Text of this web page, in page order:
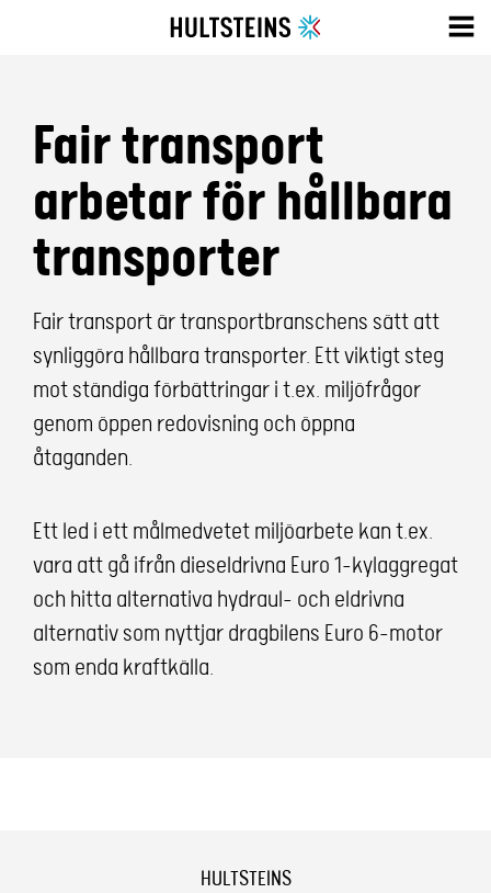
Fair transport
arbetar för hållbara
transporter
Fair transport är transportbranschens sätt att
synliggöra hållbara transporter. Ett viktigt steg
mot ständiga förbättringar i t.ex. miljöfrågor
genom öppen redovisning och öppna
åtaganden.
Ett led i ett målmedvetet miljöarbete kan t.ex.
vara att gå ifrån dieseldrivna Euro 1-kylaggregat
och hitta alternativa hydraul- och eldrivna
alternativ som nyttjar dragbilens Euro 6-motor
som enda kraftkälla.
HULTSTEINS